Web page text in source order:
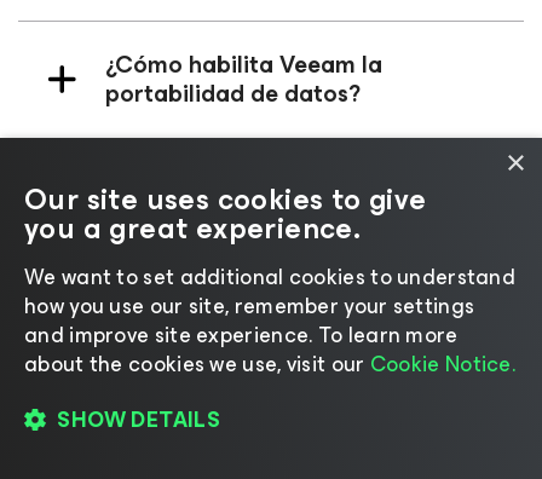
¿Cómo habilita Veeam la
portabilidad de datos?
¿Qué herramientas ofrece Veeam
para la migración de datos?
¿Cómo ayuda Veeam con la
adopción de la nube?
¿Cuál es el enfoque de Veeam para
×
Our site uses cookies to give
you a great experience.
We want to set additional cookies to understand
how you use our site, remember your settings
and improve site experience. ​To learn more
about the cookies we use, visit our Cookie Notice.
SHOW DETAILS